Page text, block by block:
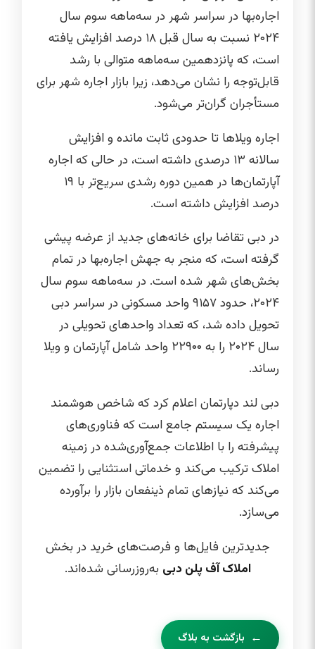
اجاره‌بها در سراسر شهر در سه‌ماهه سوم سال
۲۰۲۴ نسبت به سال قبل ۱۸ درصد افزایش یافته
است، که پانزدهمین سه‌ماهه متوالی با رشد
قابل‌توجه را نشان می‌دهد، زیرا بازار اجاره شهر برای
مستأجران گران‌تر می‌شود.
اجاره ویلاها تا حدودی ثابت مانده و افزایش
سالانه ۱۳ درصدی داشته است، در حالی که اجاره
آپارتمان‌ها در همین دوره رشدی سریع‌تر با ۱۹
درصد افزایش داشته است.
در دبی تقاضا برای خانه‌های جدید از عرضه پیشی
گرفته است، که منجر به جهش اجاره‌بها در تمام
بخش‌های شهر شده است. در سه‌ماهه سوم سال
۲۰۲۴، حدود ۹۱۵۷ واحد مسکونی در سراسر دبی
تحویل داده شد، که تعداد واحدهای تحویلی در
سال ۲۰۲۴ را به ۲۲۹۰۰ واحد شامل آپارتمان و ویلا
رساند.
دبی لند دپارتمان اعلام کرد که شاخص هوشمند
اجاره یک سیستم جامع است که فناوری‌های
پیشرفته را با اطلاعات جمع‌آوری‌شده در زمینه
املاک ترکیب می‌کند و خدماتی استثنایی را تضمین
می‌کند که نیازهای تمام ذینفعان بازار را برآورده
می‌سازد.
جدیدترین فایل‌ها و فرصت‌های خرید در بخش
املاک آف پلن دبی به‌روزرسانی شده‌اند.
بازگشت به بلاگ